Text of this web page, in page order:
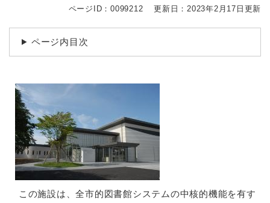
ページID：0099212 更新日：2023年2月17日更新
ページ内目次
この施設は、全市的図書館システムの中核的機能を有す